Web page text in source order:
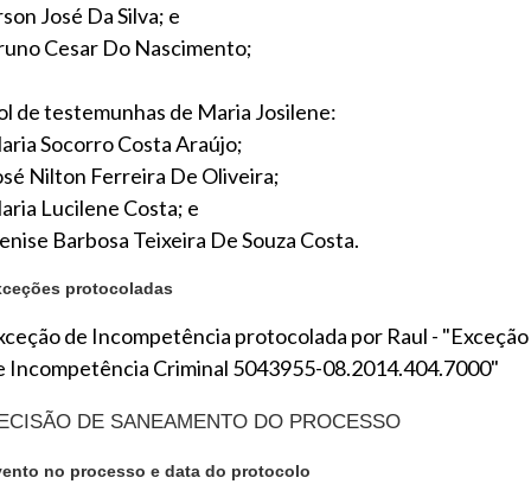
José Da Silva; e
Cesar Do Nascimento;
de testemunhas de Maria Josilene:
Socorro Costa Araújo;
Nilton Ferreira De Oliveira;
Lucilene Costa; e
Barbosa Teixeira De Souza Costa.
protocoladas
de Incompetência protocolada por Raul - "Exceção
Incompetência Criminal 5043955-08.2014.404.7000"
DE SANEAMENTO DO PROCESSO
no processo e data do protocolo